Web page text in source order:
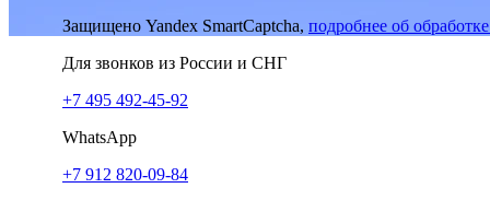
Защищено Yandex SmartCaptcha, подробнее об
Для звонков из России и СНГ
+7 495 492-45-92
WhatsApp
+7 912 820-09-84